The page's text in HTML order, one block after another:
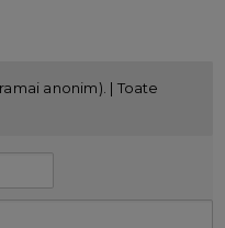
anonim). | Toate